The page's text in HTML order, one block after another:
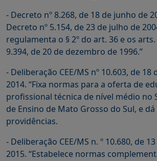
- Decreto nº 8.268, de 18 de junho de
Decreto nº 5.154, de 23 de julho de
regulamenta o § 2º do art. 36 e os arts.
9.394, de 20 de dezembro de 1996.”
- Deliberação CEE/MS nº 10.603, de
2014. “Fixa normas para a oferta de
profissional técnica de nível médio no
de Ensino de Mato Grosso do Sul, e
providências.
- Deliberação CEE/MS n. º 10.680, de
2015. “Estabelece normas